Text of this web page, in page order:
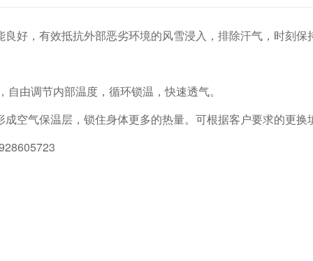
好，有效抵抗外部恶劣环境的风雪浸入，排除汗气，时刻保
由调节内部温度，循环锁温，快速透气。
空气保温层，锁住身体更多的热量。可根据客户要求的更换